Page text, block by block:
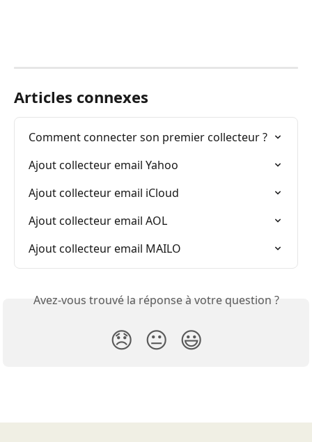
Articles connexes
Comment connecter son premier collecteur ?
Ajout collecteur email Yahoo
Ajout collecteur email iCloud
Ajout collecteur email AOL
Ajout collecteur email MAILO
Avez-vous trouvé la réponse à votre question ?
😞 😐 😃